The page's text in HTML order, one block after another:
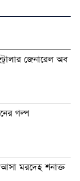
জেনারেল অব
গল্প
আসা মরদেহ শনাক্ত